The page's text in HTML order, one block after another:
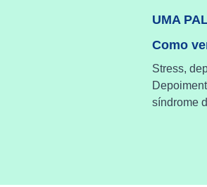
UMA
Como
Stress,
síndrome